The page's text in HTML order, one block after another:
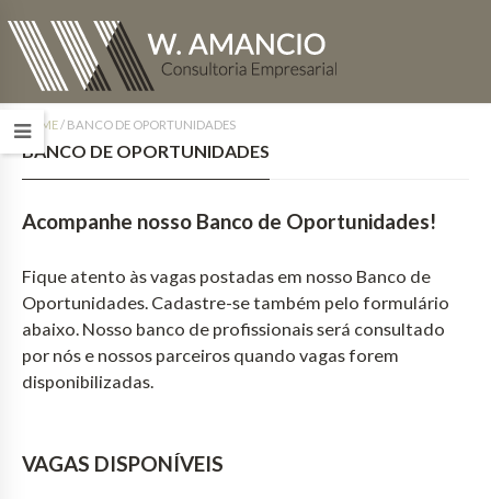
HOME/ BANCO DE OPORTUNIDADES
BANCO DE OPORTUNIDADES
Acompanhe nosso Banco de Oportunidades!
Fique atento às vagas postadas em nosso Banco de
Oportunidades. Cadastre-se também pelo formulário
abaixo. Nosso banco de profissionais será consultado
por nós e nossos parceiros quando vagas forem
disponibilizadas.
VAGAS DISPONÍVEIS